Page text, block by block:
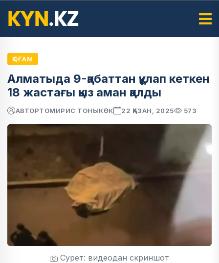
ҚОҒАМ
Алматыда 9-қабаттан құлап кеткен
18 жастағы қыз аман қалды
АВТОРТОМИРИС ТОНЫКӨК 22 ҚАЗАН, 2025 573
Сурет: видеодан скриншот